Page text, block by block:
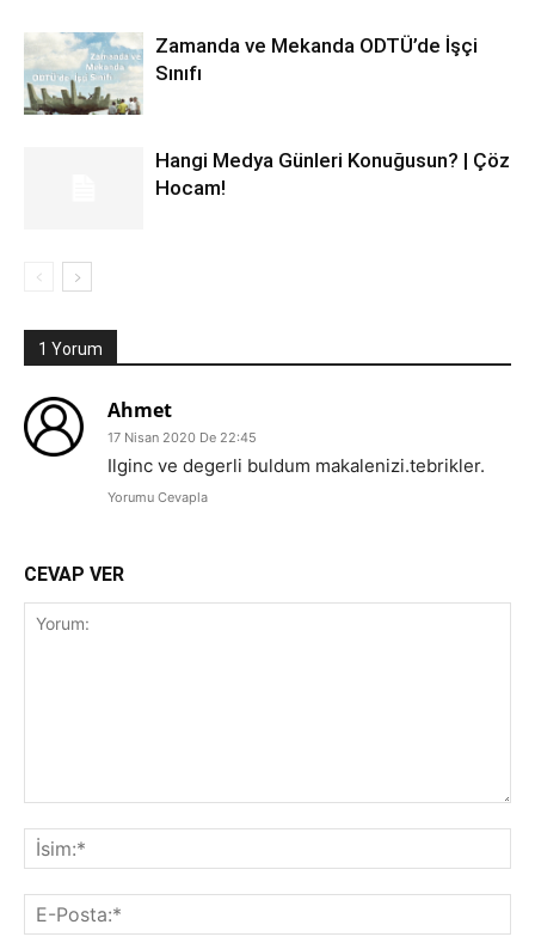
Zamanda ve Mekanda ODTÜ’de İşçi
Sınıfı
Hangi Medya Günleri Konuğusun? | Çöz
Hocam!
1 Yorum
Ahmet
17 Nisan 2020 De 22:45
Ilginc ve degerli buldum makalenizi.tebrikler.
Yorumu Cevapla
CEVAP VER